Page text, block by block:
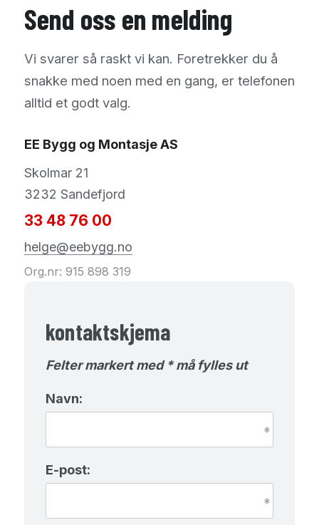
Send oss en melding
Vi svarer så raskt vi kan. Foretrekker du å
snakke med noen med en gang, er telefonen
alltid et godt valg.
EE Bygg og Montasje AS
Skolmar 21
3232 Sandefjord
33 48 76 00
helge@eebygg.no
Org.nr: 915 898 319
kontaktskjema
Felter markert med * må fylles ut
Navn:
E-post: